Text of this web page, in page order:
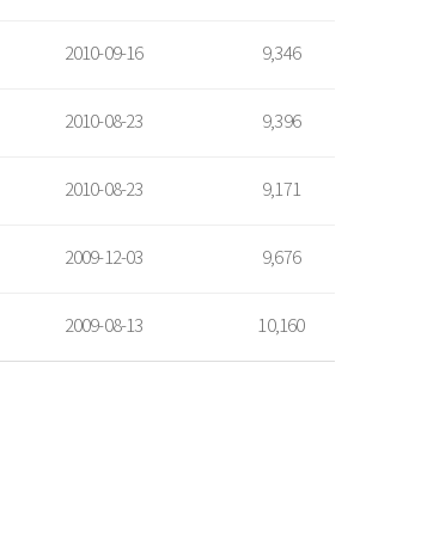
2010-09-16 9,346
2010-08-23 9,396
2010-08-23 9,171
2009-12-03 9,676
2009-08-13 10,160